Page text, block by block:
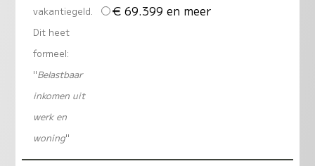
vakantiegeld.
Dit heet
formeel:
"Belastbaar
inkomen uit
werk en
woning"
€ 69.399 en meer